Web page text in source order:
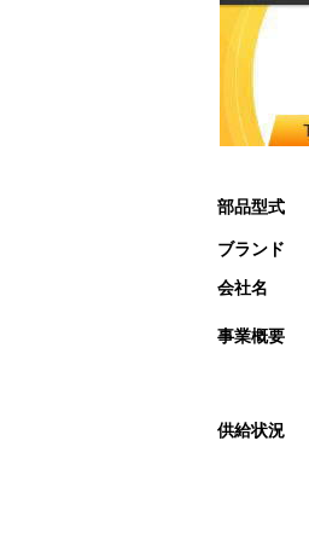
部品型式
ブランド
会社名
事業概要
供給状況